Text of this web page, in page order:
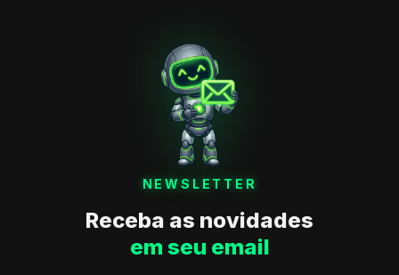
NEWSLETTER
Receba as novidades
em seu email